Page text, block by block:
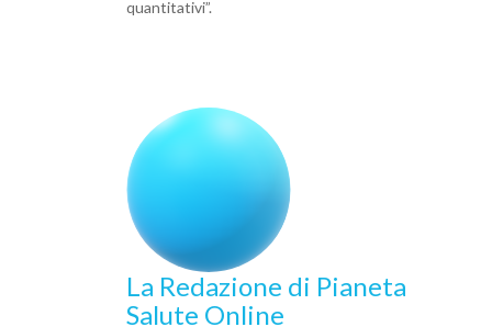
quantitativi”.
La Redazione di Pianeta
Salute Online